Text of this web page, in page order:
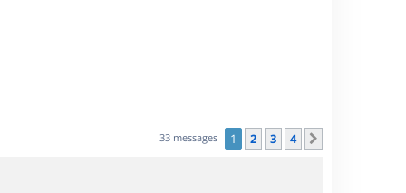
33 messages 1 2 3 4